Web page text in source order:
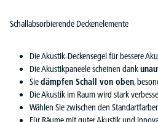
Schallabsorbierende Deckenelemente
Die Akustik-Deckensegel für bessere
Die Akustikpaneele scheinen dank
Siedämpfen Schall von oben,
Die Akustik im Raum wird stark
Wählen Sie zwischen den